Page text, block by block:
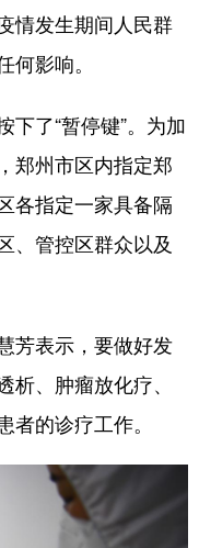
情发生期间人民群
影响。
了“暂停键”。为加
郑州市区内指定郑
各指定一家具备隔
、管控区群众以及
表示，要做好发
、肿瘤放化疗、
的诊疗工作。